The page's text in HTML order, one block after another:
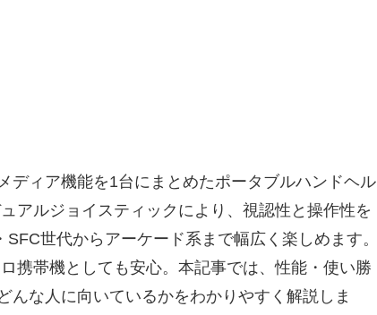
ディア機能を1台にまとめたポータブルハンドヘル
アルジョイスティックにより、視認性と操作性を
世代からアーケード系まで幅広く楽しめます。
携帯機としても安心。本記事では、性能・使い勝
な人に向いているかをわかりやすく解説しま